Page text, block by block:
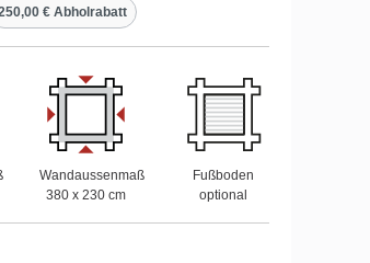
€ Abholrabatt
Wandaussenmaß
380 x 230 cm
Fußboden
optional